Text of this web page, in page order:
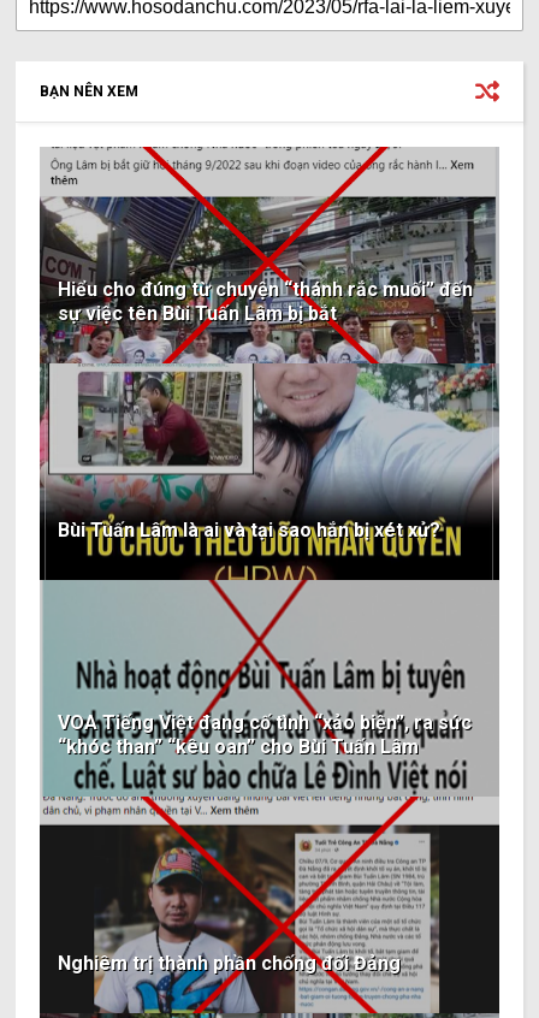
BẠN NÊN XEM
Hiểu cho đúng từ chuyện “thánh rắc muối” đến
sự việc tên Bùi Tuấn Lâm bị bắt
Bùi Tuấn Lâm là ai và tại sao hắn bị xét xử?
VOA Tiếng Việt đang cố tình “xảo biện”, ra sức
“khóc than” “kêu oan” cho Bùi Tuấn Lâm
Nghiêm trị thành phần chống đối Đảng